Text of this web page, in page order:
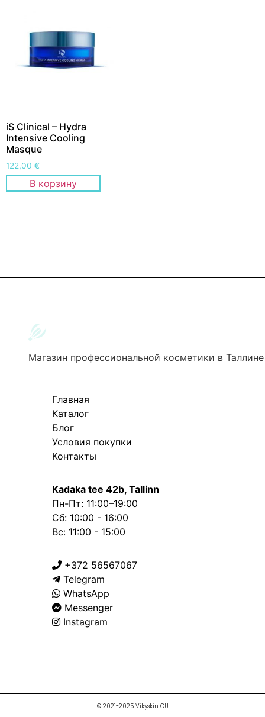
iS Clinical – Hydra
Intensive Cooling
Masque
122,00 €
В корзину
Магазин профессиональной косметики в Таллине
Главная
Каталог
Блог
Условия покупки
Контакты
Kadaka tee 42b, Tallinn
Пн-Пт: 11:00–19:00
Сб: 10:00 - 16:00
Вс: 11:00 - 15:00
+372 56567067
Telegram
WhatsApp
Messenger
Instagram
© 2021-2025 Vikyskin OÜ